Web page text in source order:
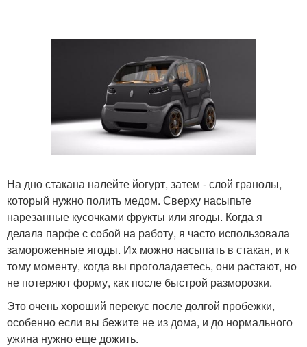
На дно стакана налейте йогурт, затем - слой гранолы,
который нужно полить медом. Сверху насыпьте
нарезанные кусочками фрукты или ягоды. Когда я
делала парфе с собой на работу, я часто использовала
замороженные ягоды. Их можно насыпать в стакан, и к
тому моменту, когда вы проголадаетесь, они растают, но
не потеряют форму, как после быстрой разморозки.
Это очень хороший перекус после долгой пробежки,
особенно если вы бежите не из дома, и до нормального
ужина нужно еще дожить.